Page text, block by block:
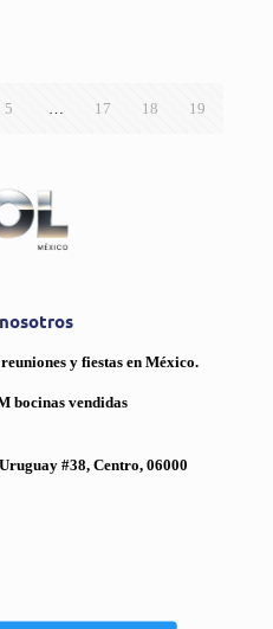
5 … 17 18 19
y fiestas en México.
bocinas vendidas
#38, Centro, 06000